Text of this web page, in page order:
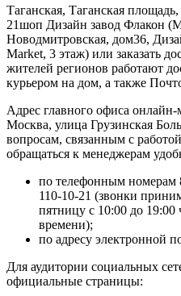
Таганская, Таганская
21шоп Дизайн завод Флакон
Новодмитровская, дом36,
Market, 3 этаж) или заказать
жителей регионов работают
курьером на дом, а также
Адрес главного офиса онлайн-
Москва, улица Грузинская
вопросам, связанным с
обращаться к менеджерам
по телефонным номерам
110-10-21 (звонки
пятницу с 10:00 до 19:00
времени);
по адресу электронной
Для аудитории социальных
официальные страницы: